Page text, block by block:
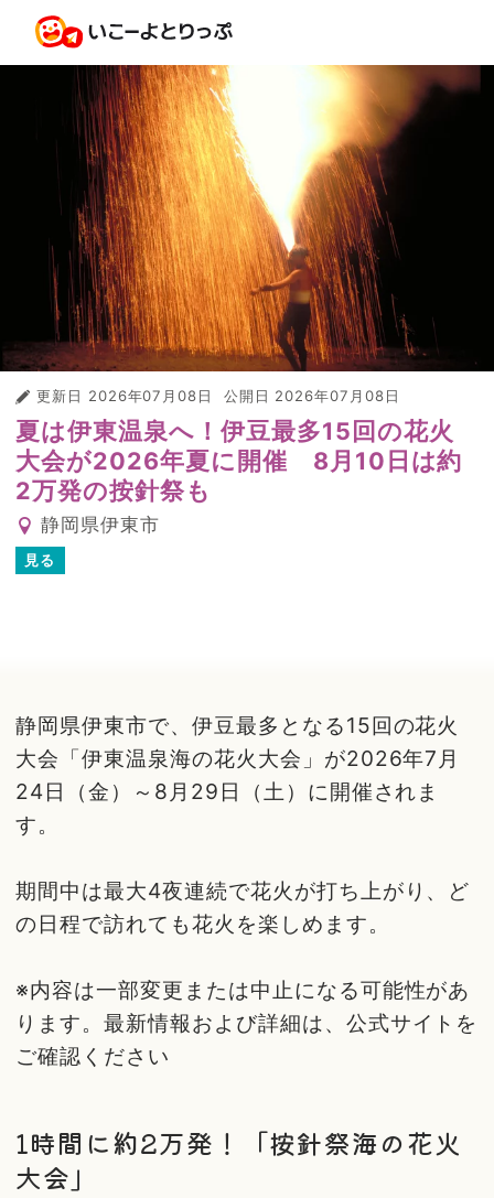
更新日 2026年07月08日 公開日 2026年07月08日
夏は伊東温泉へ！伊豆最多15回の花火
大会が2026年夏に開催 8月10日は約
2万発の按針祭も
静岡県伊東市
見る
静岡県伊東市で、伊豆最多となる15回の花火
大会「伊東温泉海の花火大会」が2026年7月
24日（金）～8月29日（土）に開催されま
す。
期間中は最大4夜連続で花火が打ち上がり、ど
の日程で訪れても花火を楽しめます。
※内容は一部変更または中止になる可能性があ
ります。最新情報および詳細は、公式サイトを
ご確認ください
1時間に約2万発！「按針祭海の花火
大会」